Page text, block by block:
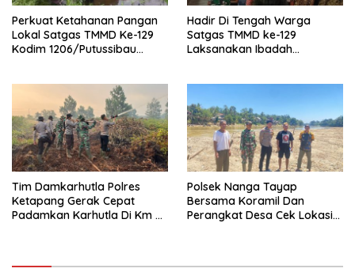
Perkuat Ketahanan Pangan
Lokal Satgas TMMD Ke-129
Kodim 1206/Putussibau
Hadir Di Tengah Warga
Satgas TMMD ke-129
Laksanakan Ibadah
Tim Damkarhutla Polres
Ketapang Gerak Cepat
Padamkan Karhutla Di Km 8
Polsek Nanga Tayap
Bersama Koramil Dan
Perangkat Desa Cek Lokasi